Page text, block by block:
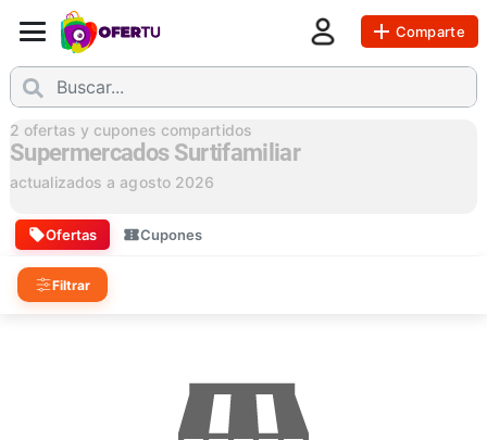
Comparte
2 ofertas y cupones compartidos
Supermercados Surtifamiliar
actualizados a agosto 2026
Ofertas Cupones
Filtrar